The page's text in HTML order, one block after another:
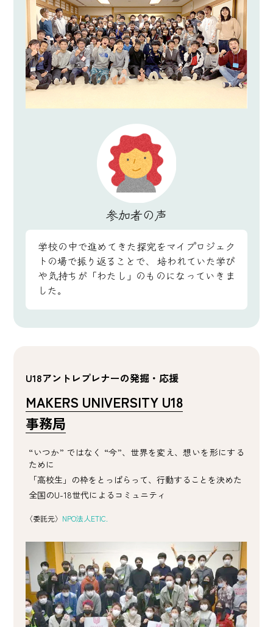
参加者の声
学校の中で進めてきた探究をマイプロジェク
トの場で振り返ることで、
培われていた学び
や気持ちが「わたし」のものになっていきま
した。
U18アントレプレナーの発掘・応援
MAKERS UNIVERSITY U18
事務局
“いつか” ではなく “今”、世界を変え、想いを形にする
ために
「高校生」の枠をとっぱらって、行動することを決めた
全国のU-18世代によるコミュニティ
〈委託元〉 NPO法人ETIC.